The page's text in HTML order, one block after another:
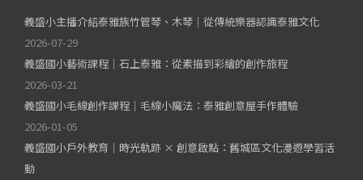
義盛小主播介紹泰雅族竹管琴、木琴｜從傳統樂器認識泰雅文化
2026-07-29
義盛國小藝術課程｜石上泰雅：從素描到彩繪的創作旅程
2026-03-21
義盛國小毛線創作課程｜毛線小魔法：泰雅創意屋手作體驗
2026-01-05
義盛國小戶外教育｜時光軌跡 × 創意啟點：舊城區文化漫遊學習活
動